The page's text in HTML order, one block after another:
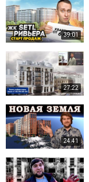
39:01
27:22
24:41